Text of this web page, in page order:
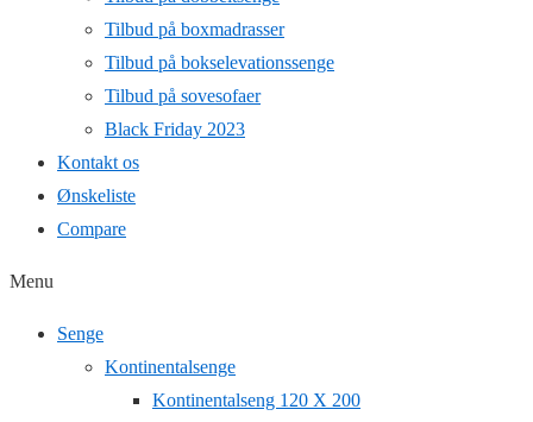
Tilbud på boxmadrasser
Tilbud på bokselevationssenge
Tilbud på sovesofaer
Black Friday 2023
Kontakt os
Ønskeliste
Compare
Menu
Senge
Kontinentalsenge
Kontinentalseng 120 X 200